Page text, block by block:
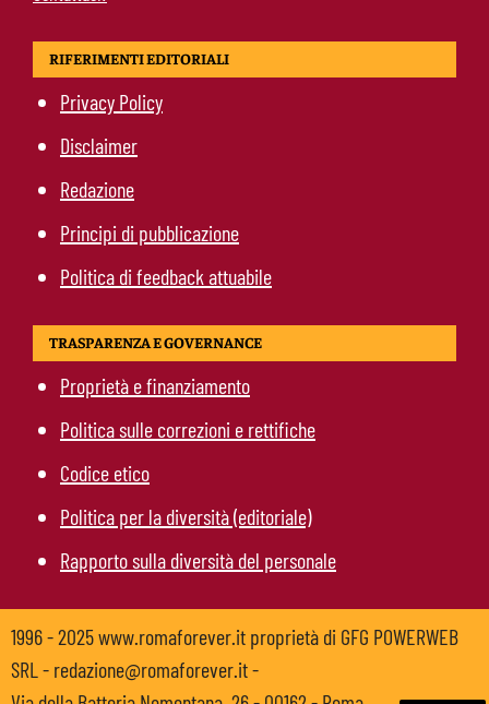
RIFERIMENTI EDITORIALI
Privacy Policy
Disclaimer
Redazione
Principi di pubblicazione
Politica di feedback attuabile
TRASPARENZA E GOVERNANCE
Proprietà e finanziamento
Politica sulle correzioni e rettifiche
Codice etico
Politica per la diversità (editoriale)
Rapporto sulla diversità del personale
1996 - 2025 www.romaforever.it proprietà di GFG POWERWEB
SRL - redazione@romaforever.it -